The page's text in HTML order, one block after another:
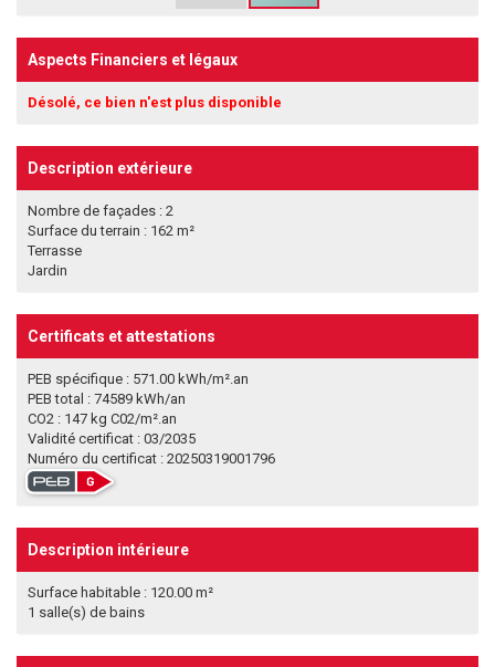
Aspects Financiers et légaux
Désolé, ce bien n'est plus disponible
Description extérieure
Nombre de façades : 2
Surface du terrain : 162 m²
Terrasse
Jardin
Certificats et attestations
PEB spécifique : 571.00 kWh/m².an
PEB total : 74589 kWh/an
CO2 : 147 kg C02/m².an
Validité certificat : 03/2035
Numéro du certificat : 20250319001796
Description intérieure
Surface habitable : 120.00 m²
1 salle(s) de bains